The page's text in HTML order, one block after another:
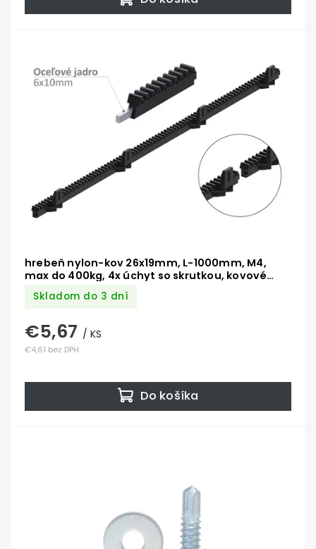
hrebeň nylon-kov 26x19mm, L-1000mm, M4,
max do 400kg, 4x úchyt so skrutkou, kovové
Skladom do 3 dní
€4,61 bez DPH
€5,67 / KS
Do košíka